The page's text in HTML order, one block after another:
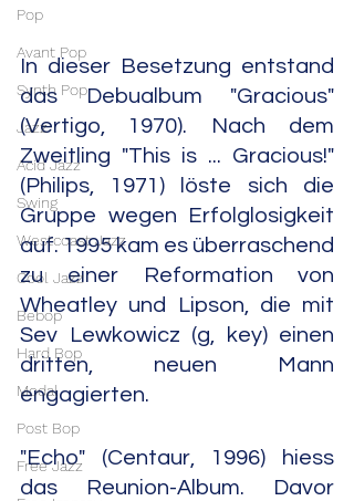
Pop
Avant Pop
Synth Pop
Jazz
Acid Jazz
Swing
Westcoast Jazz
Cool Jazz
Bebop
Hard Bop
Modal
Post Bop
Free Jazz
In dieser Besetzung entstand
das Debualbum "Gracious"
(Vertigo, 1970). Nach dem
Zweitling "This is ... Gracious!"
(Philips, 1971) löste sich die
Gruppe wegen Erfolglosigkeit
auf. 1995 kam es überraschend
zu einer Reformation von
Wheatley und Lipson, die mit
Sev Lewkowicz (g, key) einen
dritten, neuen Mann
engagierten.
"Echo" (Centaur, 1996) hiess
das Reunion-Album. Davor